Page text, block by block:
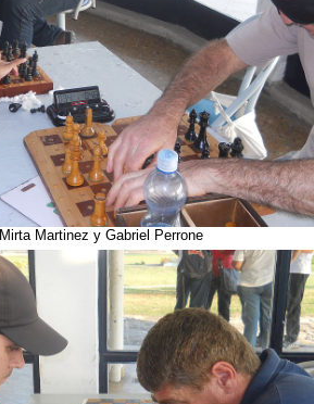
Mirta Martinez y Gabriel Perrone